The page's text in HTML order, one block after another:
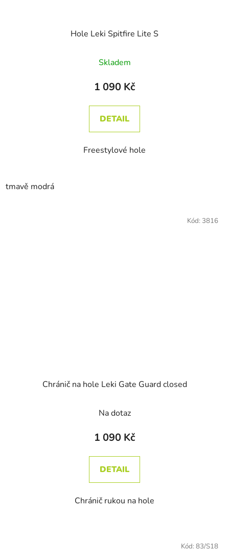
Hole Leki Spitfire Lite S
Skladem
1 090 Kč
DETAIL
Freestylové hole
tmavě modrá
Chránič na hole Leki Gate Guard closed
Na dotaz
1 090 Kč
DETAIL
Chránič rukou na hole
Kód: 3816
Kód: 83/S18